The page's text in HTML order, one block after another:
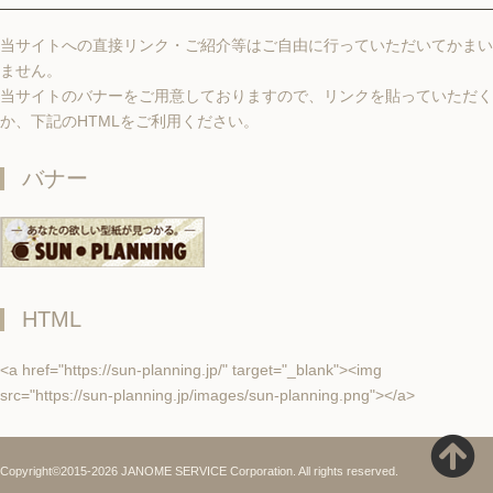
当サイトへの直接リンク・ご紹介等はご自由に行っていただいてかまい
ません。
当サイトのバナーをご用意しておりますので、リンクを貼っていただく
か、下記のHTMLをご利用ください。
バナー
HTML
<a href="https://sun-planning.jp/" target="_blank"><img
src="https://sun-planning.jp/images/sun-planning.png"></a>
Copyright©2015-2026 JANOME SERVICE Corporation. All rights reserved.